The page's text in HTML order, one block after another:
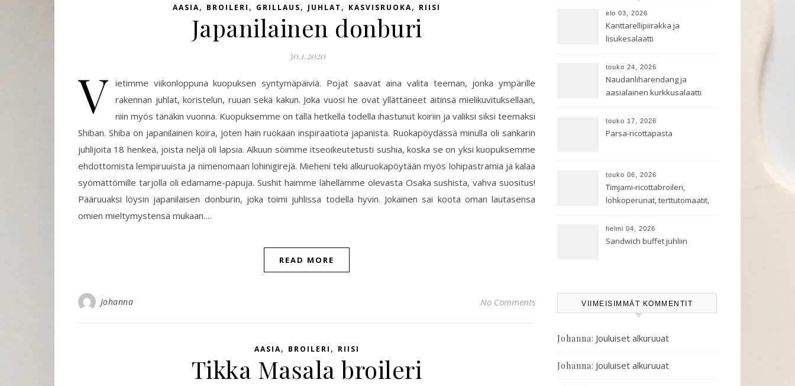
AASIA, BROILERI , GRILLAUS, JUHLAT , KASVISRUOKA, RIISI
Japanilainen donburi
30.1.2020
V ietimme viikonloppuna kuopuksen syntymäpäiviä. Pojat saavat aina valita teeman, jonka ympärille
rakennan juhlat, koristelun, ruuan sekä kakun. Joka vuosi he ovat yllättäneet äitinsä mielikuvituksellaan,
niin myös tänäkin vuonna. Kuopuksemme on tällä hetkellä todella ihastunut koiriin ja valiksi siksi teemaksi
Shiban. Shiba on japanilainen koira, joten hain ruokaan inspiraatiota japanista. Ruokapöydässä minulla oli sankarin
juhlijoita 18 henkeä, joista neljä oli lapsia. Alkuun söimme itseoikeutetusti sushia, koska se on yksi kuopuksemme
ehdottomista lempiruuista ja nimenomaan lohinigirejä. Mieheni teki alkuruokapöytään myös lohipastramia ja kalaa
syömättömille tarjolla oli edamame-papuja. Sushit haimme lähellämme olevasta Osaka sushista, vahva suositus!
Pääruuaksi löysin japanilaisen donburin, joka toimi juhlissa todella hyvin. Jokainen sai koota oman lautasensa
omien mieltymystensä mukaan.…
READ MORE
Johanna No Comments
AASIA, BROILERI , RIISI
Tikka Masala broileri
elo 03, 2026
Kanttarellipiirakka ja
lisukesalaatti
touko 24, 2026
Naudanliharendang ja
aasialainen kurkkusalaatti
touko 17, 2026
Parsa-ricottapasta
touko 06, 2026
Timjami-ricottabroileri,
lohkoperunat, terttutomaatit,
salaatti
helmi 04, 2026
Sandwich buffet juhliin
VIIMEISIMMÄT KOMMENTIT
Johanna: Jouluiset alkuruuat
Johanna: Jouluiset alkuruuat